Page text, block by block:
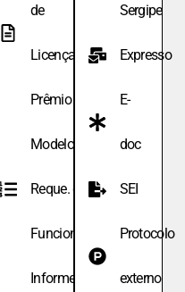
de
Licença
Prêmio
Modelo de
Reque. de
Funcionário
Informe
Sergipe
Expresso
E-
doc
SEI
Protocolo
externo